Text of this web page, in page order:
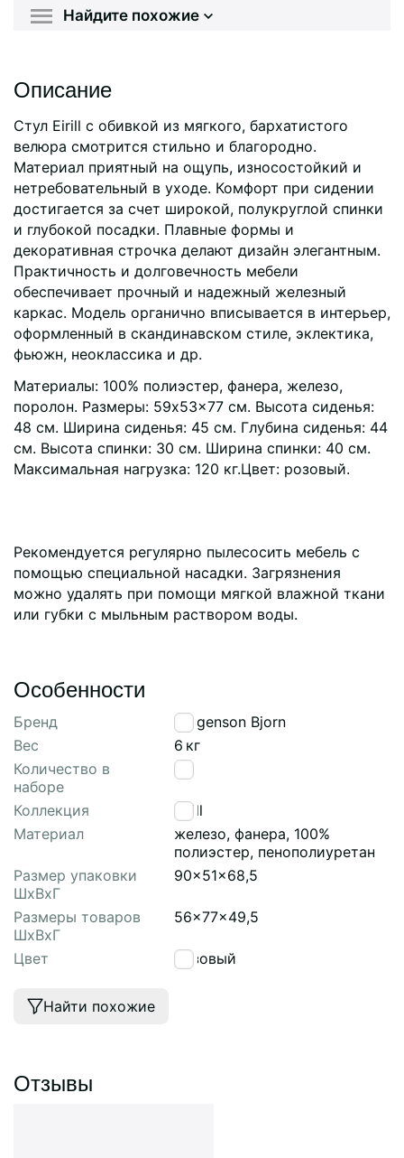
Найдите похожие
Описание
Стул Eirill с обивкой из мягкого, бархатистого
велюра смотрится стильно и благородно.
Материал приятный на ощупь, износостойкий и
нетребовательный в уходе. Комфорт при сидении
достигается за счет широкой, полукруглой спинки
и глубокой посадки. Плавные формы и
декоративная строчка делают дизайн элегантным.
Практичность и долговечность мебели
обеспечивает прочный и надежный железный
каркас. Модель органично вписывается в интерьер,
оформленный в скандинавском стиле, эклектика,
фьюжн, неоклассика и др.
Материалы: 100% полиэстер, фанера, железо,
поролон. Размеры: 59x53x77 см. Высота сиденья:
48 см. Ширина сиденья: 45 см. Глубина сиденья: 44
см. Высота спинки: 30 см. Ширина спинки: 40 см.
Максимальная нагрузка: 120 кг.Цвет: розовый.
Рекомендуется регулярно пылесосить мебель с
помощью специальной насадки. Загрязнения
можно удалять при помощи мягкой влажной ткани
или губки с мыльным раствором воды.
Особенности
Бренд
Bergenson Bjorn
Вес
6 кг
Количество в
наборе
1
Коллекция
Eirill
Материал
железо, фанера, 100%
полиэстер, пенополиуретан
Размер упаковки
ШхВхГ
90x51x68,5
Размеры товаров
ШхВхГ
56x77x49,5
Цвет розовый
Найти похожие
Отзывы